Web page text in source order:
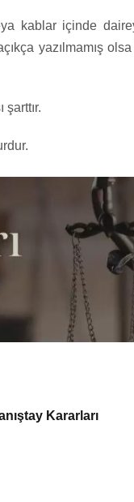
kablar içinde
yazılmamış
Kararları